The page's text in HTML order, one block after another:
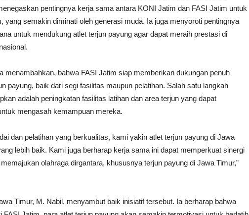
pentingnya kerja sama antara KONI Jatim dan FASI Jatim untuk
yang semakin diminati oleh generasi muda. Ia juga menyoroti pentingnya
untuk mendukung atlet terjun payung agar dapat meraih prestasi di
menambahkan, bahwa FASI Jatim siap memberikan dukungan penuh
payung, baik dari segi fasilitas maupun pelatihan. Salah satu langkah
adalah peningkatan fasilitas latihan dan area terjun yang dapat
mengasah kemampuan mereka.
dan pelatihan yang berkualitas, kami yakin atlet terjun payung di Jawa
lebih baik. Kami juga berharap kerja sama ini dapat memperkuat sinergi
olahraga dirgantara, khususnya terjun payung di Jawa Timur,”
Timur, M. Nabil, menyambut baik inisiatif tersebut. Ia berharap bahwa